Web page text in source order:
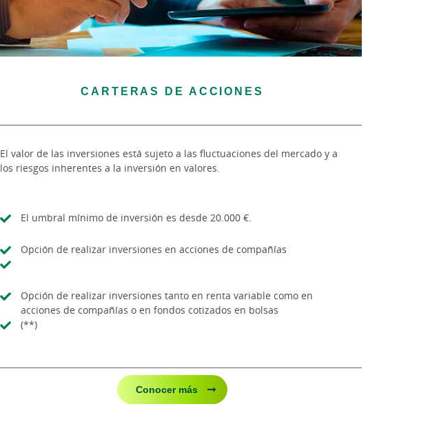
CARTERAS DE ACCIONES
El valor de las inversiones está sujeto a las fluctuaciones del mercado y a
los riesgos inherentes a la inversión en valores.
El umbral mínimo de inversión es desde 20.000 €.
Opción de realizar inversiones en acciones de compañías
Opción de realizar inversiones tanto en renta variable como en
acciones de compañías o en fondos cotizados en bolsas
(**)
Conocer más